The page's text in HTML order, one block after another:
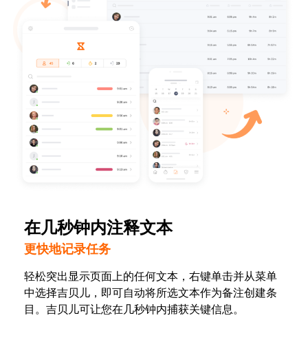
在几秒钟内注释文本
更快地记录任务
轻松突出显示页面上的任何文本，右键单击并从菜单
中选择吉贝儿，即可自动将所选文本作为备注创建条
目。吉贝儿可让您在几秒钟内捕获关键信息。